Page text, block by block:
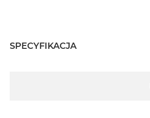
SPECYFIKACJA